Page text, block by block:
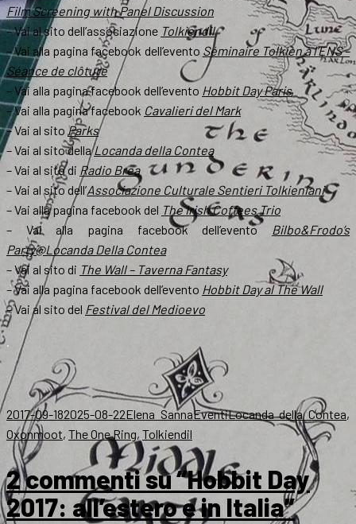
Film Screening with Panel Discussion
– Vai al sito dell’associazione Tolkiendil
– Vai alla pagina facebook dell’evento Séminaire Tolkien à l’ENS –
Séance de clôture
– Vai alla pagina facebook dell’evento Hobbit Day Paris
– Vai alla pagina facebook Cavalieri del Mark
– Vai al sito Parks
– Vai al sito dellaLocanda della Contea
– Vai al sito di Radio Brea
– Vai al sito dell’Associazione Culturale Sentieri Tolkieniani
– Vai alla pagina facebook del The Irish Coffees Trio
– Vai alla pagina facebook dell’evento Bilbo&Frodo’s
Party@Locanda Della Contea
– Vai al sito di The Wall – Taverna Fantasy
– Vai alla pagina facebook dell’evento Hobbit Day al The Wall
– Vai al sito del Festival del Medioevo
.
Scritto
il
2017-09-182025-08-22Autore
Elena SannaCategorie
EventiTag
Locanda della Contea,
Oxonmoot, The One Ring, Tolkiendil
2 commenti su “Hobbit Day
2017: all’estero e in Italia”